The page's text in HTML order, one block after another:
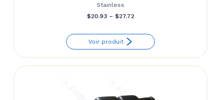
Stainless
$20.93 – $27.72Price
through
Voir produit